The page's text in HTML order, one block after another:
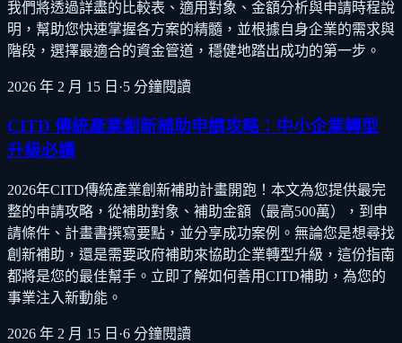
我們將透過詳盡的比較表、適用對象、金額分析與申請時程說
明，幫助您快速掌握各方案的精髓，並根據自身企業的需求與
階段，選擇最適合的資金管道，穩健地踏出成功的第一步。
2026 年 2 月 15 日 ·5 分鐘閱讀
CITD 傳統產業創新補助申請攻略：中小企業轉型
升級必讀
2026年CITD傳統產業創新補助計畫開跑！本文為您提供最完
整的申請攻略，從補助對象、補助金額（最高500萬），到申
請條件、計畫書撰寫要點，並分享成功案例。無論您是想尋找
創新補助，還是需要政府補助來協助企業轉型升級，這份指南
都將是您的最佳幫手。立即了解如何善用CITD補助，為您的
事業注入新動能。
2026 年 2 月 15 日 ·6 分鐘閱讀